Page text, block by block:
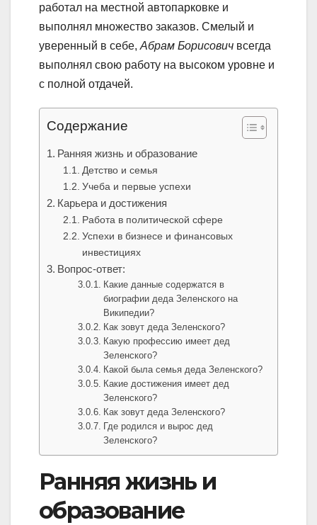
работал на местной автопарковке и
выполнял множество заказов. Смелый и
уверенный в себе, Абрам Борисович всегда
выполнял свою работу на высоком уровне и
с полной отдачей.
Содержание
Ранняя жизнь и образование
Детство и семья
Учеба и первые успехи
Карьера и достижения
Работа в политической сфере
Успехи в бизнесе и финансовых
инвестициях
Вопрос-ответ:
Какие данные содержатся в
биографии деда Зеленского на
Википедии?
Как зовут деда Зеленского?
Какую профессию имеет дед
Зеленского?
Какой была семья деда Зеленского?
Какие достижения имеет дед
Зеленского?
Как зовут деда Зеленского?
Где родился и вырос дед
Зеленского?
Ранняя жизнь и
образование